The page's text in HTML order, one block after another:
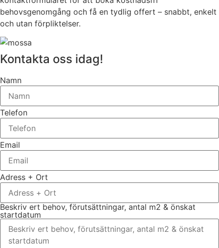
behovsgenomgång och få en tydlig offert – snabbt, enkelt
och utan förpliktelser.
Kontakta oss idag!
Namn
Telefon
Email
Adress + Ort
Beskriv ert behov, förutsättningar, antal m2 & önskat
startdatum